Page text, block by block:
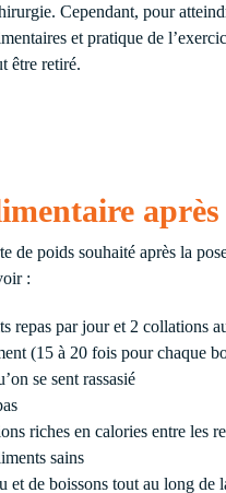
Cependant, pour
et pratique de
être retiré.
après
de poids souhaité après la
:
repas par jour et 2 collations
(15 à 20 fois pour chaque
se sent rassasié
riches en calories entre les
sains
et de boissons tout au long de